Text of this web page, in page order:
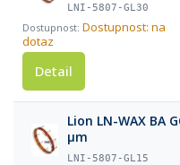
LNI-5807-GL30
Dostupnost: na
dotaz
Detail
Lion LN-WAX BA
µm
LNI-5807-GL15